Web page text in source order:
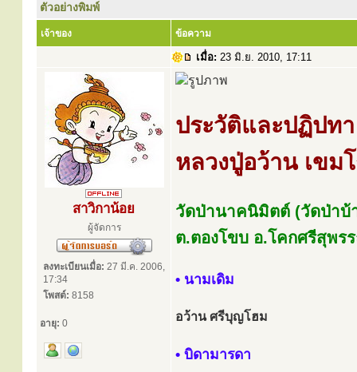
ตัวอย่างพิมพ์
เจ้าของ ข้อความ
เมื่อ: 23 มิ.ย. 2010, 17:11
สาวิกาน้อย
ผู้จัดการ
ลงทะเบียนเมื่อ: 27 มี.ค. 2006,
17:34
โพสต์: 8158
อายุ: 0
ประวัติและปฏิปทา
หลวงปู่อว้าน เขม
วัดป่านาคนิมิตต์ (วัดป่าบ้
ต.ตองโขบ อ.โคกศรีสุพร
• นามเดิม
อว้าน ศรีบุญโฮม
• บิดามารดา